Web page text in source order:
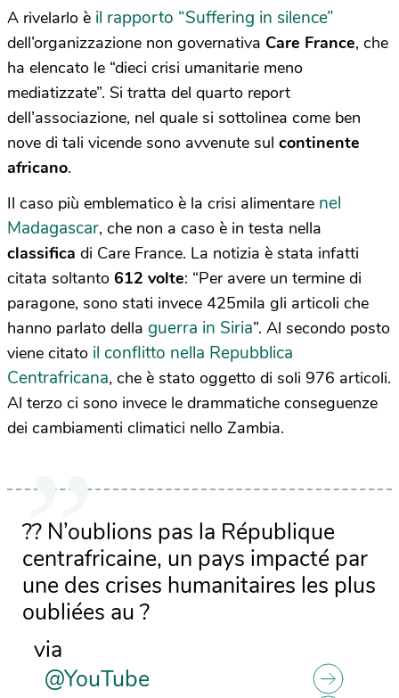
A rivelarlo è il rapporto “Suffering in silence”
dell’organizzazione non governativa Care France, che
ha elencato le “dieci crisi umanitarie meno
mediatizzate”. Si tratta del quarto report
dell’associazione, nel quale si sottolinea come ben
nove di tali vicende sono avvenute sul continente
africano.
Il caso più emblematico è la crisi alimentare nel
Madagascar, che non a caso è in testa nella
classifica di Care France. La notizia è stata infatti
citata soltanto 612 volte: “Per avere un termine di
paragone, sono stati invece 425mila gli articoli che
hanno parlato della guerra in Siria”. Al secondo posto
viene citato il conflitto nella Repubblica
Centrafricana, che è stato oggetto di soli 976 articoli.
Al terzo ci sono invece le drammatiche conseguenze
dei cambiamenti climatici nello Zambia.
?? N’oublions pas la République
centrafricaine, un pays impacté par
une des crises humanitaires les plus
oubliées au ?
via
@YouTube